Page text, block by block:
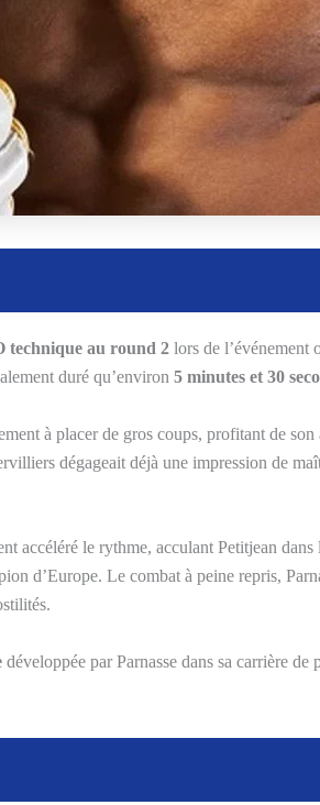
technique au round 2 lors de l’événement
duré qu’environ 5 minutes et 30
à placer de gros coups, profitant de
dégageait déjà une impression de
accéléré le rythme, acculant Petitjean dans
d’Europe. Le combat à peine repris,
développée par Parnasse dans sa carrière